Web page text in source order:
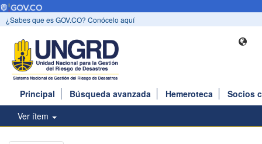
¿Sabes que es GOV.CO? Conócelo aquí
Principal Búsqueda avanzada Hemeroteca
Socios
Ver ítem